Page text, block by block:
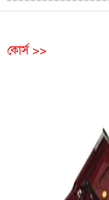
কোর্স >>